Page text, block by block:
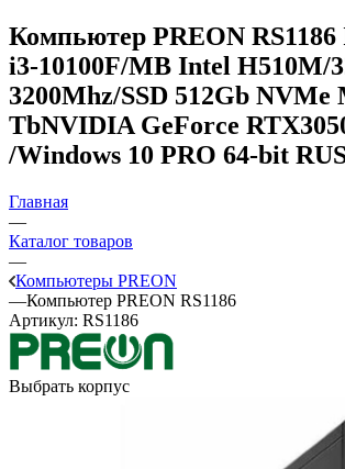
Компьютер PREON RS1186
i3-10100F/MB Intel H510M/
3200Mhz/SSD 512Gb NVMe
TbNVIDIA GeForce
/Windows 10 PRO 64-bit
Главная
—
Каталог товаров
—
Компьютеры PREON
—Компьютер PREON RS1186
Артикул: RS1186
Выбрать корпус